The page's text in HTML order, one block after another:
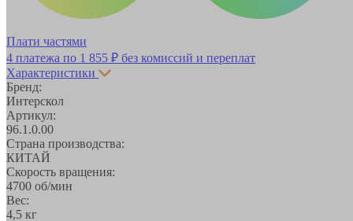
Плати частями
4 платежа по 1 855 ₽ без комиссий и переплат
Характеристики
Бренд:
Интерскол
Артикул:
96.1.0.00
Страна производства:
КИТАЙ
Скорость вращения:
4700 об/мин
Вес:
4,5 кг